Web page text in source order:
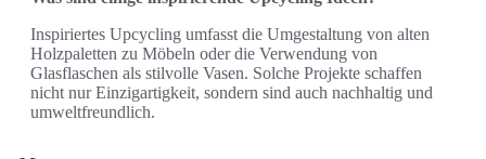
Inspiriertes Upcycling umfasst die Umgestaltung von alten
Holzpaletten zu Möbeln oder die Verwendung von
Glasflaschen als stilvolle Vasen. Solche Projekte schaffen
nicht nur Einzigartigkeit, sondern sind auch nachhaltig und
umweltfreundlich.